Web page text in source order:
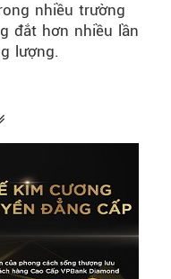
nhiều trường
đắt hơn nhiều lần
lượng.